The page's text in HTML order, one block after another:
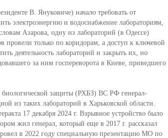
В. Януковиче) начало требовать от
электроэнергию и водоснабжение лабораториям,
Азарова, одну из лабораторий (в Одессе)
только по коридорам, а доступ к ключевой
деятельность лабораторий и закрыть их, но
за ним госпереворота в Киеве, приведшего
биологической защиты (РХБЗ) ВС РФ генерал-
из таких лабораторий в Харьковской области.
17 декабря 2024 г. Взрывное устройство было
жил генерал, который еще в 2017 г. рассказал
в 2022 году специальную презентацию МО по